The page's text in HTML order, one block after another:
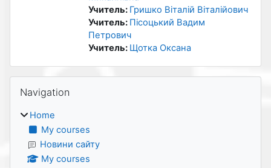
Учитель: Гришко Віталій Віталійович
Учитель: Пісоцький Вадим
Петрович
Учитель: Щотка Оксана
Blocks
Navigation
Home
My courses
Новини сайту
My courses